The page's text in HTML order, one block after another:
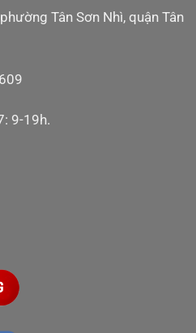
Tân Sơn Nhì, quận Tân
9-19h.